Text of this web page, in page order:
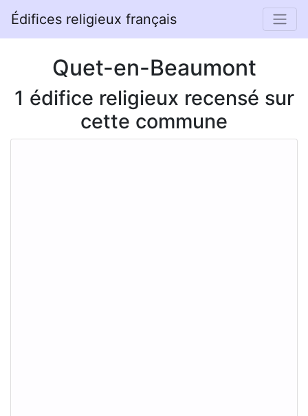
Édifices religieux français
Quet-en-Beaumont
1 édifice religieux recensé sur
cette commune